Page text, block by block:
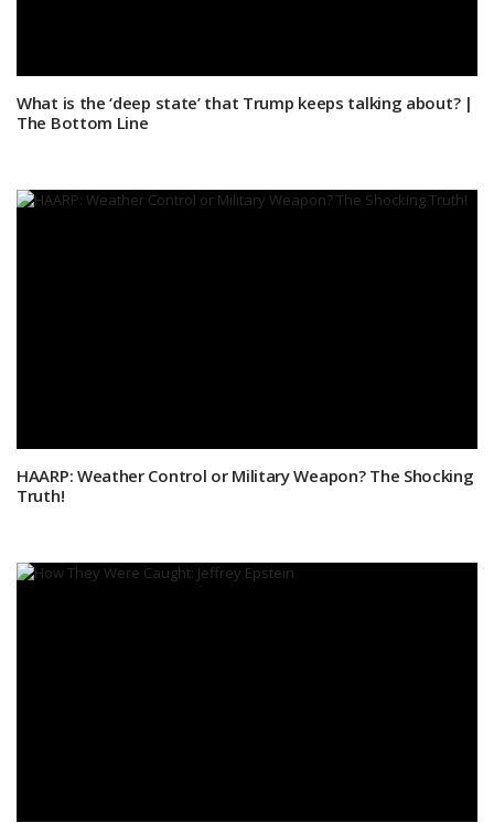
What is the ‘deep state’ that Trump keeps talking about? |
The Bottom Line
HAARP: Weather Control or Military Weapon? The Shocking
Truth!